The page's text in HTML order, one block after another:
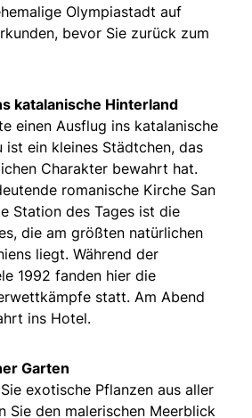
Olympiastadt auf
bevor Sie zurück zum
katalanische Hinterland
einen Ausflug ins katalanische
ist ein kleines Städtchen, das
Charakter bewahrt hat.
romanische Kirche San
Station des Tages ist die
die am größten natürlichen
liegt. Während der
1992 fanden hier die
statt. Am Abend
ins Hotel.
Garten
exotische Pflanzen aus aller
Sie den malerischen Meerblick